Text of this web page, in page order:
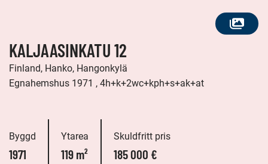
SE
KALJAASINKATU 12
Finland, Hanko, Hangonkylä
Egnahemshus 1971 , 4h+k+2wc+kph+s+ak+at
Byggd
1971
Ytarea
119 m²
Skuldfritt pris
185 000 €